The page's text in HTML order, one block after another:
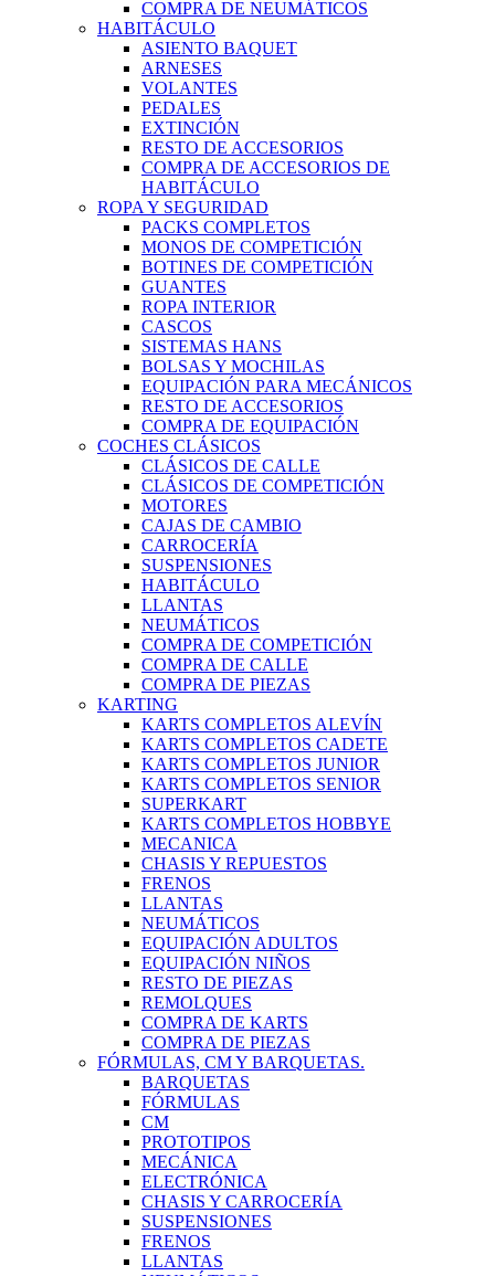
COMPRA DE NEUMÁTICOS
HABITÁCULO
ASIENTO BAQUET
ARNESES
VOLANTES
PEDALES
EXTINCIÓN
RESTO DE ACCESORIOS
COMPRA DE ACCESORIOS DE
HABITÁCULO
ROPA Y SEGURIDAD
PACKS COMPLETOS
MONOS DE COMPETICIÓN
BOTINES DE COMPETICIÓN
GUANTES
ROPA INTERIOR
CASCOS
SISTEMAS HANS
BOLSAS Y MOCHILAS
EQUIPACIÓN PARA MECÁNICOS
RESTO DE ACCESORIOS
COMPRA DE EQUIPACIÓN
COCHES CLÁSICOS
CLÁSICOS DE CALLE
CLÁSICOS DE COMPETICIÓN
MOTORES
CAJAS DE CAMBIO
CARROCERÍA
SUSPENSIONES
HABITÁCULO
LLANTAS
NEUMÁTICOS
COMPRA DE COMPETICIÓN
COMPRA DE CALLE
COMPRA DE PIEZAS
KARTING
KARTS COMPLETOS ALEVÍN
KARTS COMPLETOS CADETE
KARTS COMPLETOS JUNIOR
KARTS COMPLETOS SENIOR
SUPERKART
KARTS COMPLETOS HOBBYE
MECANICA
CHASIS Y REPUESTOS
FRENOS
LLANTAS
NEUMÁTICOS
EQUIPACIÓN ADULTOS
EQUIPACIÓN NIÑOS
RESTO DE PIEZAS
REMOLQUES
COMPRA DE KARTS
COMPRA DE PIEZAS
FÓRMULAS, CM Y BARQUETAS.
BARQUETAS
FÓRMULAS
CM
PROTOTIPOS
MECÁNICA
ELECTRÓNICA
CHASIS Y CARROCERÍA
SUSPENSIONES
FRENOS
LLANTAS